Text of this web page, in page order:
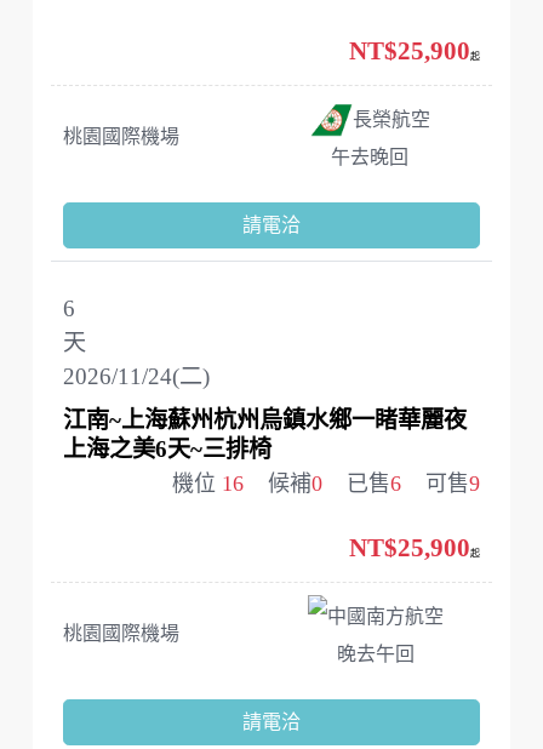
桃園國際機場
長榮航空
午去晚回
NT$25,900起
請電洽
2026/11/24(二)
6
天
江南~上海蘇州杭州烏鎮水鄉一睹華麗夜
上海之美6天~三排椅
機位 16 候補0 已售6 可售9
桃園國際機場
中國南方航空
晚去午回
NT$25,900起
請電洽